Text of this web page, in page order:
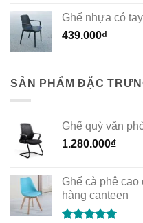
Ghế nhựa có
439.000₫
SẢN PHẨM ĐẶC
Ghế quỳ văn
1.280.000₫
Ghế cà phê
hàng canteen